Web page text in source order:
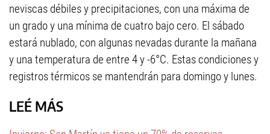
neviscas débiles y precipitaciones, con una máxima de
un grado y una mínima de cuatro bajo cero. El sábado
estará nublado, con algunas nevadas durante la mañana
y una temperatura de entre 4 y -6°C. Estas condiciones y
registros térmicos se mantendrán para domingo y lunes.
LEÉ MÁS